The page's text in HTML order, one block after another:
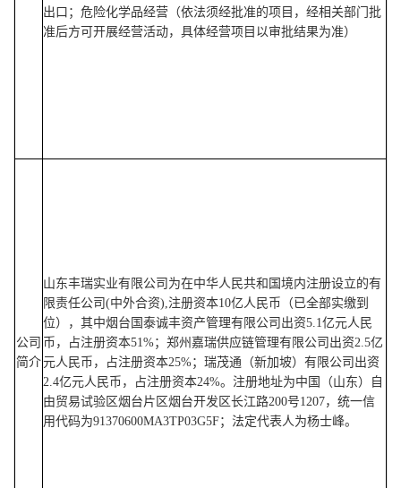
出口；危险化学品经营（依法须经批准的项目，经相关部门批
准后方可开展经营活动，具体经营项目以审批结果为准）
公司
简介
山东丰瑞实业有限公司为在中华人民共和国境内注册设立的有
限责任公司(中外合资),注册资本10亿人民币（已全部实缴到
位），其中烟台国泰诚丰资产管理有限公司出资5.1亿元人民
币，占注册资本51%；郑州嘉瑞供应链管理有限公司出资2.5亿
元人民币，占注册资本25%；瑞茂通（新加坡）有限公司出资
2.4亿元人民币，占注册资本24%。注册地址为中国（山东）自
由贸易试验区烟台片区烟台开发区长江路200号1207，统一信
用代码为91370600MA3TP03G5F；法定代表人为杨士峰。